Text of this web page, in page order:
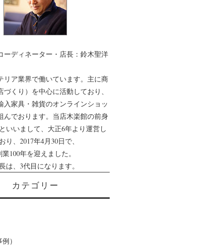
ーディネーター・店長：鈴木聖洋
リア業界で働いています。主に商
づくり）を中心に活動しており、
入家具・雑貨のオンラインショッ
んでおります。当店木楽館の前身
いいまして、大正6年より運営し
り、2017年4月30日で、
業100年を迎えました。
は、3代目になります。
カテゴリー
）